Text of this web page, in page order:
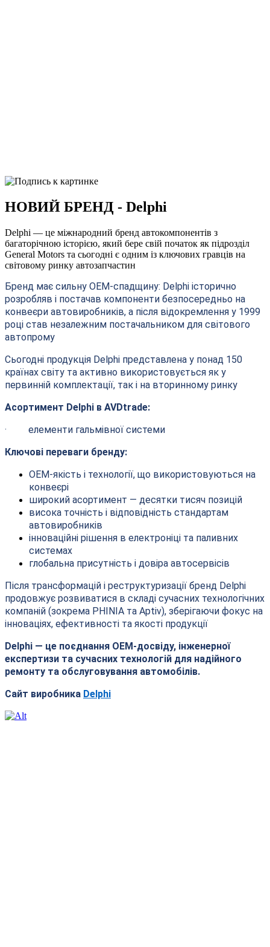
НОВИЙ БРЕНД - Delphi
Delphi — це міжнародний бренд автокомпонентів з
багаторічною історією, який бере свій початок як підрозділ
General Motors та сьогодні є одним із ключових гравців на
світовому ринку автозапчастин
Бренд має сильну OEM-спадщину: Delphi історично
розробляв і постачав компоненти безпосередньо на
конвеєри автовиробників, а після відокремлення у 1999
році став незалежним постачальником для світового
автопрому
Сьогодні продукція Delphi представлена у понад 150
країнах світу та активно використовується як у
первинній комплектації, так і на вторинному ринку
Асортимент Delphi в AVDtrade:
· елементи гальмівної системи
Ключові переваги бренду:
OEM-якість і технології, що використовуються на
конвеєрі
широкий асортимент — десятки тисяч позицій
висока точність і відповідність стандартам
автовиробників
інноваційні рішення в електроніці та паливних
системах
глобальна присутність і довіра автосервісів
Після трансформацій і реструктуризації бренд Delphi
продовжує розвиватися в складі сучасних технологічних
компаній (зокрема PHINIA та Aptiv), зберігаючи фокус на
інноваціях, ефективності та якості продукції
Delphi — це поєднання OEM-досвіду, інженерної
експертизи та сучасних технологій для надійного
ремонту та обслуговування автомобілів.
Сайт виробника Delphi